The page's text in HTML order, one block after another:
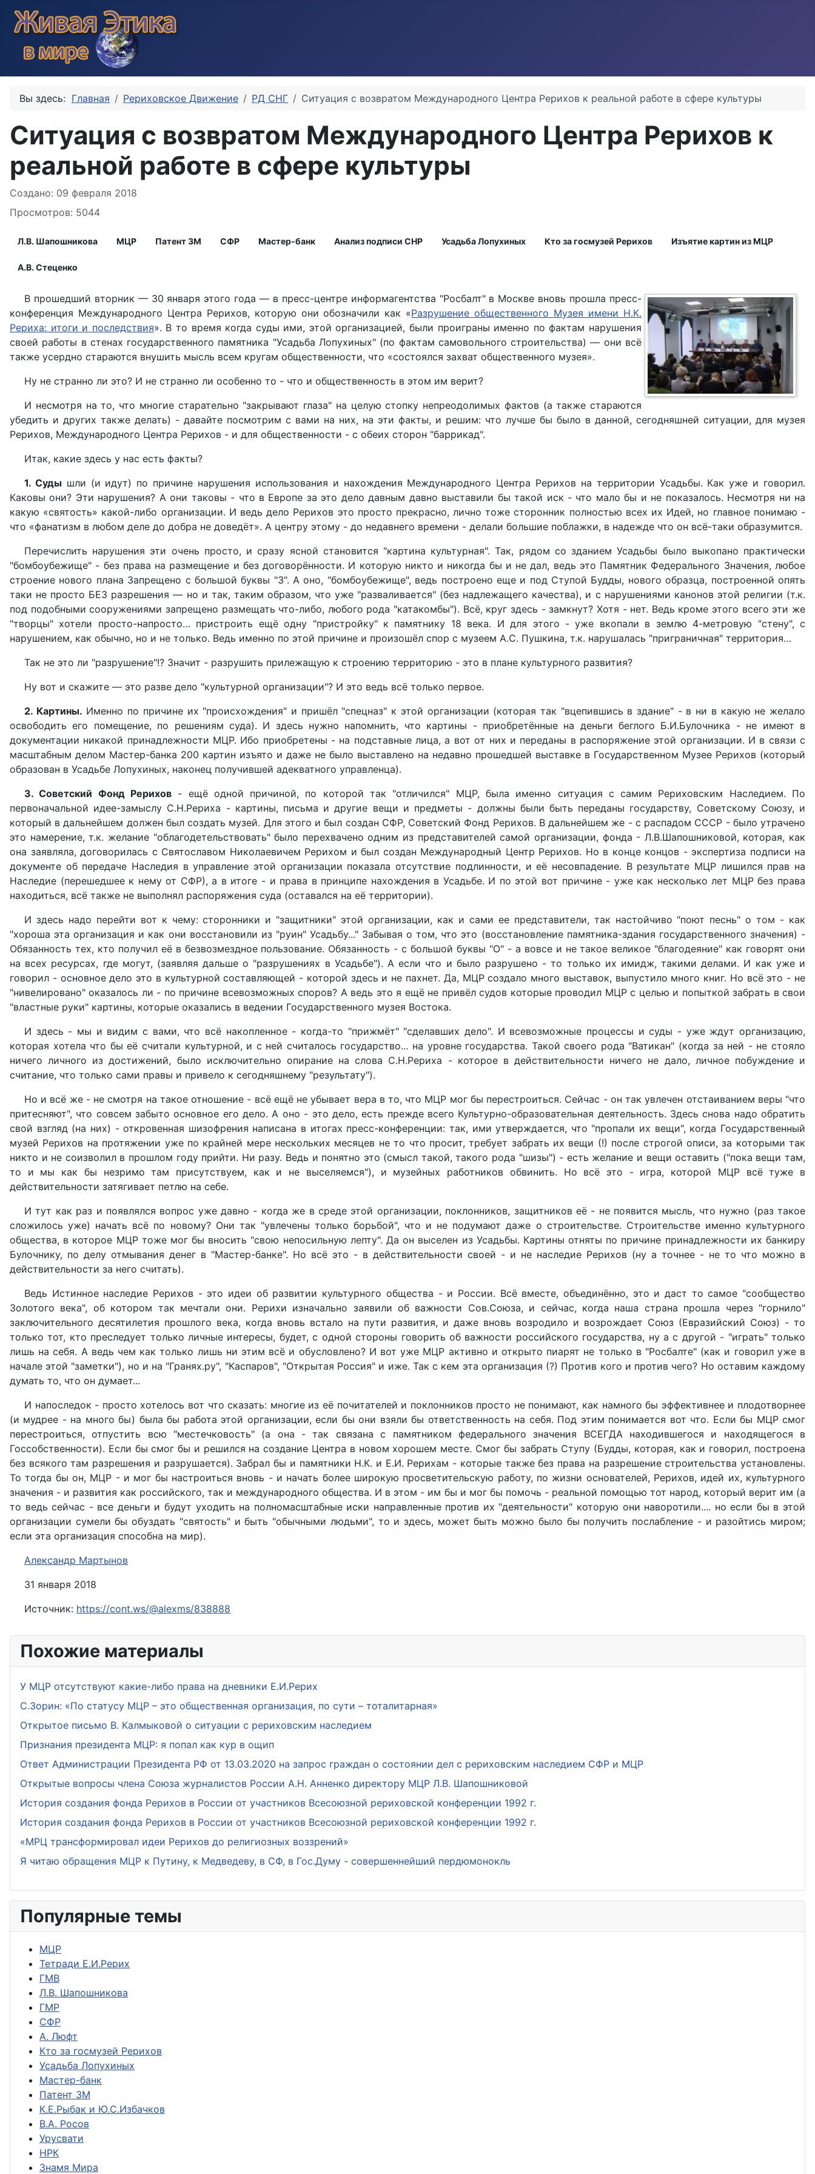
Вы здесь: Главная Рериховское Движение РД СНГ Ситуация с возвратом Международного Центра Рерихов к реальной работе в сфере культуры
Ситуация с возвратом Международного Центра Рерихов к
реальной работе в сфере культуры
Информация о материале
Создано: 09 февраля 2018
Просмотров: 5044
Л.В. Шапошникова МЦР Патент ЗМ СФР Мастер-банк Анализ подписи СНР Усадьба Лопухиных Кто за госмузей Рерихов Изъятие картин из МЦР
А.В. Стеценко
В прошедший вторник — 30 января этого года — в пресс-центре информагентства "Росбалт" в Москве вновь прошла пресс-
конференция Международного Центра Рерихов, которую они обозначили как «Разрушение общественного Музея имени Н.К.
Рериха: итоги и последствия». В то время когда суды ими, этой организацией, были проиграны именно по фактам нарушения
своей работы в стенах государственного памятника "Усадьба Лопухиных" (по фактам самовольного строительства) — они всё
также усердно стараются внушить мысль всем кругам общественности, что «состоялся захват общественного музея».
Ну не странно ли это? И не странно ли особенно то - что и общественность в этом им верит?
И несмотря на то, что многие старательно "закрывают глаза" на целую стопку непреодолимых фактов (а также стараются
убедить и других также делать) - давайте посмотрим с вами на них, на эти факты, и решим: что лучше бы было в данной, сегодняшней ситуации, для музея
Рерихов, Международного Центра Рерихов - и для общественности - с обеих сторон "баррикад".
Итак, какие здесь у нас есть факты?
1. Судышли (и идут) по причине нарушения использования и нахождения Международного Центра Рерихов на территории Усадьбы. Как уже и говорил.
Каковы они? Эти нарушения? А они таковы - что в Европе за это дело давным давно выставили бы такой иск - что мало бы и не показалось. Несмотря ни на
какую «святость» какой-либо организации. И ведь дело Рерихов это просто прекрасно, лично тоже сторонник полностью всех их Идей, но главное понимаю -
что «фанатизм в любом деле до добра не доведёт». А центру этому - до недавнего времени - делали большие поблажки, в надежде что он всё-таки образумится.
Перечислить нарушения эти очень просто, и сразу ясной становится "картина культурная". Так, рядом со зданием Усадьбы было выкопано практически
"бомбоубежище" - без права на размещение и без договорённости. И которую никто и никогда бы и не дал, ведь это Памятник Федерального Значения, любое
строение нового плана Запрещено с большой буквы "З". А оно, "бомбоубежище", ведь построено еще и под Ступой Будды, нового образца, построенной опять
таки не просто БЕЗ разрешения — но и так, таким образом, что уже "разваливается" (без надлежащего качества), и с нарушениями канонов этой религии (т.к.
под подобными сооружениями запрещено размещать что-либо, любого рода "катакомбы"). Всё, круг здесь - замкнут? Хотя - нет. Ведь кроме этого всего эти же
"творцы" хотели просто-напросто… пристроить ещё одну "пристройку" к памятнику 18 века. И для этого - уже вкопали в землю 4-метровую "стену", с
нарушением, как обычно, но и не только. Ведь именно по этой причине и произошёл спор с музеем А.С. Пушкина, т.к. нарушалась "приграничная" территория…
Так не это ли "разрушение"!? Значит - разрушить прилежащую к строению территорию - это в плане культурного развития?
Ну вот и скажите — это разве дело "культурной организации"? И это ведь всё только первое.
2. Картины. Именно по причине их "происхождения" и пришёл "спецназ" к этой организации (которая так "вцепившись в здание" - в ни в какую не желало
освободить его помещение, по решениям суда). И здесь нужно напомнить, что картины - приобретённые на деньги беглого Б.И.Булочника - не имеют в
документации никакой принадлежности МЦР. Ибо приобретены - на подставные лица, а вот от них и переданы в распоряжение этой организации. И в связи с
масштабным делом Мастер-банка 200 картин изъято и даже не было выставлено на недавно прошедшей выставке в Государственном Музее Рерихов (который
образован в Усадьбе Лопухиных, наконец получившей адекватного управленца).
3. Советский Фонд Рерихов- ещё одной причиной, по которой так "отличился" МЦР, была именно ситуация с самим Рериховским Наследием. По
первоначальной идее-замыслу С.Н.Рериха - картины, письма и другие вещи и предметы - должны были быть переданы государству, Советскому Союзу, и
который в дальнейшем должен был создать музей. Для этого и был создан СФР, Советский Фонд Рерихов. В дальнейшем же - с распадом СССР - было утрачено
это намерение, т.к. желание "облагодетельствовать" было перехвачено одним из представителей самой организации, фонда - Л.В.Шапошниковой, которая, как
она заявляла, договорилась с Святославом Николаевичем Рерихом и был создан Международный Центр Рерихов. Но в конце концов - экспертиза подписи на
документе об передаче Наследия в управление этой организации показала отсутствие подлинности, и её несовпадение. В результате МЦР лишился прав на
Наследие (перешедшее к нему от СФР), а в итоге - и права в принципе нахождения в Усадьбе. И по этой вот причине - уже как несколько лет МЦР без права
находиться, всё также не выполнял распоряжения суда (оставался на её территории).
И здесь надо перейти вот к чему: сторонники и "защитники" этой организации, как и сами ее представители, так настойчиво "поют песнь" о том - как
"хороша эта организация и как они восстановили из "руин" Усадьбу..." Забывая о том, что это (восстановление памятника-здания государственного значения) -
Обязанность тех, кто получил её в безвозмездное пользование. Обязанность - с большой буквы "О" - а вовсе и не такое великое "благодеяние" как говорят они
на всех ресурсах, где могут, (заявляя дальше о "разрушениях в Усадьбе"). А если что и было разрушено - то только их имидж, такими делами. И как уже и
говорил - основное дело это в культурной составляющей - которой здесь и не пахнет. Да, МЦР создало много выставок, выпустило много книг. Но всё это - не
"нивелировано" оказалось ли - по причине всевозможных споров? А ведь это я ещё не привёл судов которые проводил МЦР с целью и попыткой забрать в свои
"властные руки" картины, которые оказались в ведении Государственного музея Востока.
И здесь - мы и видим с вами, что всё накопленное - когда-то "прижмёт" "сделавших дело". И всевозможные процессы и суды - уже ждут организацию,
которая хотела что бы её считали культурной, и с ней считалось государство... на уровне государства. Такой своего рода "Ватикан" (когда за ней - не стояло
ничего личного из достижений, было исключительно опирание на слова С.Н.Рериха - которое в действительности ничего не дало, личное побуждение и
считание, что только сами правы и привело к сегодняшнему "результату").
Но и всё же - не смотря на такое отношение - всё ещё не убывает вера в то, что МЦР мог бы перестроиться. Сейчас - он так увлечен отстаиванием веры "что
притесняют", что совсем забыто основное его дело. А оно - это дело, есть прежде всего Культурно-образовательная деятельность. Здесь снова надо обратить
свой взгляд (на них) - откровенная шизофрения написана в итогах пресс-конференции: так, ими утверждается, что "пропали их вещи", когда Государственный
музей Рерихов на протяжении уже по крайней мере нескольких месяцев не то что просит, требует забрать их вещи (!) после строгой описи, за которыми так
никто и не соизволил в прошлом году прийти. Ни разу. Ведь и понятно это (смысл такой, такого рода "шизы") - есть желание и вещи оставить ("пока вещи там,
то и мы как бы незримо там присутствуем, как и не выселяемся"), и музейных работников обвинить. Но всё это - игра, которой МЦР всё туже в
действительности затягивает петлю на себе.
И тут как раз и появлялся вопрос уже давно - когда же в среде этой организации, поклонников, защитников её - не появится мысль, что нужно (раз такое
сложилось уже) начать всё по новому? Они так "увлечены только борьбой", что и не подумают даже о строительстве. Строительстве именно культурного
общества, в которое МЦР тоже мог бы вносить "свою непосильную лепту". Да он выселен из Усадьбы. Картины отняты по причине принадлежности их банкиру
Булочнику, по делу отмывания денег в "Мастер-банке". Но всё это - в действительности своей - и не наследие Рерихов (ну а точнее - не то что можно в
действительности за него считать).
Ведь Истинное наследие Рерихов - это идеи об развитии культурного общества - и России. Всё вместе, объединённо, это и даст то самое "сообщество
Золотого века", об котором так мечтали они. Рерихи изначально заявили об важности Сов.Союза, и сейчас, когда наша страна прошла через "горнило"
заключительного десятилетия прошлого века, когда вновь встало на пути развития, и даже вновь возродило и возрождает Союз (Евразийский Союз) - то
только тот, кто преследует только личные интересы, будет, с одной стороны говорить об важности российского государства, ну а с другой - "играть" только
лишь на себя. А ведь чем как только лишь ни этим всё и обусловлено? И вот уже МЦР активно и открыто пиарят не только в "Росбалте" (как и говорил уже в
начале этой "заметки"), но и на "Гранях.ру", "Каспаров", "Открытая Россия" и иже. Так с кем эта организация (?) Против кого и против чего? Но оставим каждому
думать то, что он думает...
И напоследок - просто хотелось вот что сказать: многие из её почитателей и поклонников просто не понимают, как намного бы эффективнее и плодотворнее
(и мудрее - на много бы) была бы работа этой организации, если бы они взяли бы ответственность на себя. Под этим понимается вот что. Если бы МЦР смог
перестроиться, отпустить всю "местечковость" (а она - так связана с памятником федерального значения ВСЕГДА находившегося и находящегося в
Госсобственности). Если бы смог бы и решился на создание Центра в новом хорошем месте. Смог бы забрать Ступу (Будды, которая, как и говорил, построена
без всякого там разрешения и разрушается). Забрал бы и памятники Н.К. и Е.И. Рерихам - которые также без права на разрешение строительства установлены.
То тогда бы он, МЦР - и мог бы настроиться вновь - и начать более широкую просветительскую работу, по жизни основателей, Рерихов, идей их, культурного
значения - и развития как российского, так и международного общества. И в этом - им бы и мог бы помочь - реальной помощью тот народ, который верит им (а
то ведь сейчас - все деньги и будут уходить на полномасштабные иски направленные против их "деятельности" которую они наворотили.... но если бы в этой
организации сумели бы обуздать "святость" и быть "обычными людьми", то и здесь, может быть можно было бы получить послабление - и разойтись миром;
если эта организация способна на мир).
Александр Мартынов
31 января 2018
Источник: https://cont.ws/@alexms/838888
Похожие материалы
У МЦР отсутствуют какие-либо права на дневники Е.И.Рерих
С.Зорин: «По статусу МЦР – это общественная организация, по сути – тоталитарная»
Открытое письмо В. Калмыковой о ситуации с рериховским наследием
Признания президента МЦР: я попал как кур в ощип
Ответ Администрации Президента РФ от 13.03.2020 на запрос граждан о состоянии дел с рериховским наследием СФР и МЦР
Открытые вопросы члена Союза журналистов России А.Н. Анненко директору МЦР Л.В. Шапошниковой
История создания фонда Рерихов в России от участников Всесоюзной рериховской конференции 1992 г.
История создания фонда Рерихов в России от участников Всесоюзной рериховской конференции 1992 г.
«МРЦ трансформировал идеи Рерихов до религиозных воззрений»
Я читаю обращения МЦР к Путину, к Медведеву, в СФ, в Гос.Думу - совершеннейший пердюмонокль
Популярные темы
МЦР
Тетради Е.И.Рерих
ГМВ
Л.В. Шапошникова
ГМР
СФР
А. Люфт
Кто за госмузей Рерихов
Усадьба Лопухиных
Мастер-банк
Патент ЗМ
К.Е.Рыбак и Ю.С.Избачков
В.А. Росов
Урусвати
НРК
Знамя Мира